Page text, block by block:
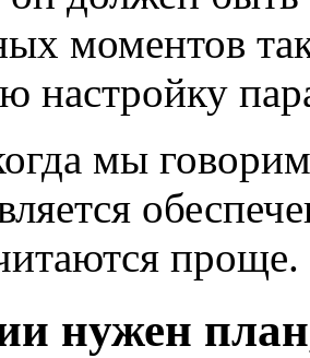
моментов
настройку
мы
проще.
нужен